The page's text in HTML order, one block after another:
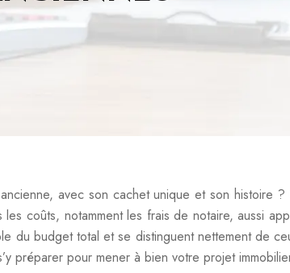
avec son cachet unique et son histoire
coûts, notamment les frais de notaire, aussi
du budget total et se distinguent nettement de
préparer pour mener à bien votre projet